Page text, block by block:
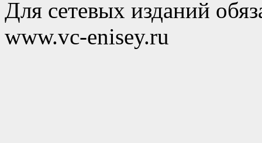
Для сетевых изданий
www.vc-enisey.ru